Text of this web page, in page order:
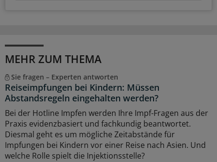
MEHR ZUM THEMA
Sie fragen – Experten antworten
Reiseimpfungen bei Kindern: Müssen
Abstandsregeln eingehalten werden?
Bei der Hotline Impfen werden Ihre Impf-Fragen aus der
Praxis evidenzbasiert und fachkundig beantwortet.
Diesmal geht es um mögliche Zeitabstände für
Impfungen bei Kindern vor einer Reise nach Asien. Und
welche Rolle spielt die Injektionsstelle?